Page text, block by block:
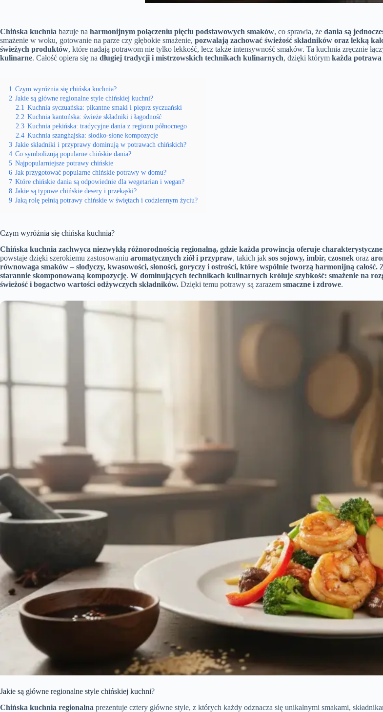
Chińska kuchnia bazuje na harmonijnym połączeniu pięciu podstawowych smaków, co sprawia, że dania są
smażenie w woku, gotowanie na parze czy głębokie smażenie, pozwalają zachować świeżość składników oraz lekką
świeżych produktów, które nadają potrawom nie tylko lekkość, lecz także intensywność smaków. Ta kuchnia zręcznie
kulinarne. Całość opiera się na długiej tradycji i mistrzowskich technikach kulinarnych, dzięki którym każda potrawa
1 Czym wyróżnia się chińska kuchnia?
2 Jakie są główne regionalne style chińskiej kuchni?
2.1 Kuchnia syczuańska: pikantne smaki i pieprz syczuański
2.2 Kuchnia kantońska: świeże składniki i łagodność
2.3 Kuchnia pekińska: tradycyjne dania z regionu północnego
2.4 Kuchnia szanghajska: słodko-słone kompozycje
3 Jakie składniki i przyprawy dominują w potrawach chińskich?
4 Co symbolizują popularne chińskie dania?
5 Najpopularniejsze potrawy chińskie
6 Jak przygotować popularne chińskie potrawy w domu?
7 Które chińskie dania są odpowiednie dla wegetarian i wegan?
8 Jakie są typowe chińskie desery i przekąski?
9 Jaką rolę pełnią potrawy chińskie w świętach i codziennym życiu?
Czym wyróżnia się chińska kuchnia?
Chińska kuchnia zachwyca niezwykłą różnorodnością regionalną, gdzie każda prowincja oferuje
powstaje dzięki szerokiemu zastosowaniu aromatycznych ziół i przypraw, takich jak sos sojowy, imbir, czosnek oraz
równowaga smaków – słodyczy, kwasowości, słoności, goryczy i ostrości, które wspólnie tworzą harmonijną całość.
starannie skomponowaną kompozycję. W dominujących technikach kulinarnych króluje szybkość: smażenie na
świeżość i bogactwo wartości odżywczych składników. Dzięki temu potrawy są zarazem smaczne i zdrowe.
Jakie są główne regionalne style chińskiej kuchni?
Chińska kuchnia regionalna prezentuje cztery główne style, z których każdy odznacza się unikalnymi smakami,